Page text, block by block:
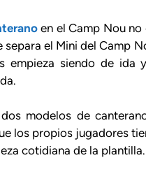
en el Camp Nou
el Mini del Camp
empieza siendo de
modelos de
los propios jugadores
cotidiana de la plantilla.